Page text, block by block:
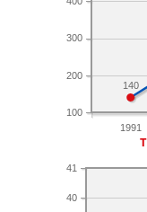
1991
100
200
300
140
40
41